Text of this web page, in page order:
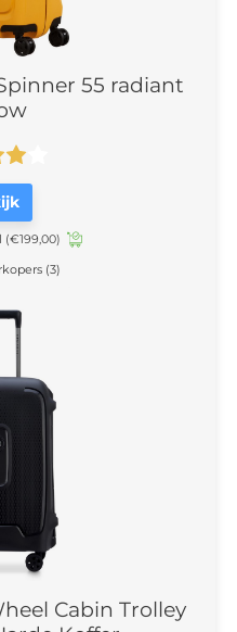
55 radiant
(€199,00)
(3)
Cabin Trolley